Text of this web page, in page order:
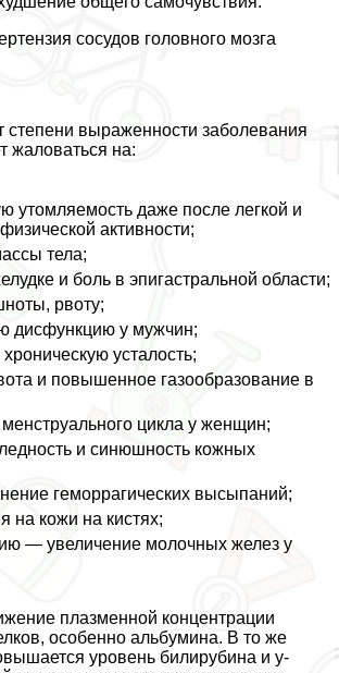
сосудов головного мозга
степени выраженности заболевания
жаловаться на:
утомляемость даже после легкой и
активности;
тела;
и боль в эпигастральной области;
рвоту;
дисфункцию у мужчин;
хроническую усталость;
и повышенное газообразование в
цикла у женщин;
и синюшность кожных
геморрагических высыпаний;
на кожи на кистях;
— увеличение молочных желез у
плазменной концентрации
особенно альбумина. В то же
уровень билирубина и y-